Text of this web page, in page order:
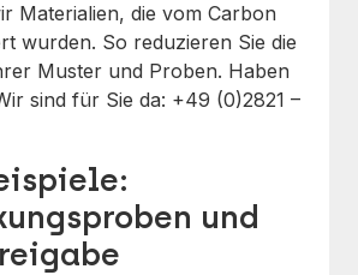
Materialien, die vom Carbon
wurden. So reduzieren Sie die
Muster und Proben. Haben
sind für Sie da: +49 (0)2821 –
und